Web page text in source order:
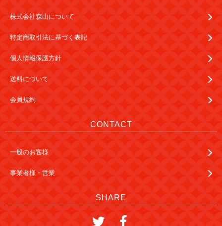
株式会社森山について
特定商取引法に基づく表記
個人情報保護方針
送料について
会員規約
CONTACT
一般のお客様
事業者様・営業
SHARE